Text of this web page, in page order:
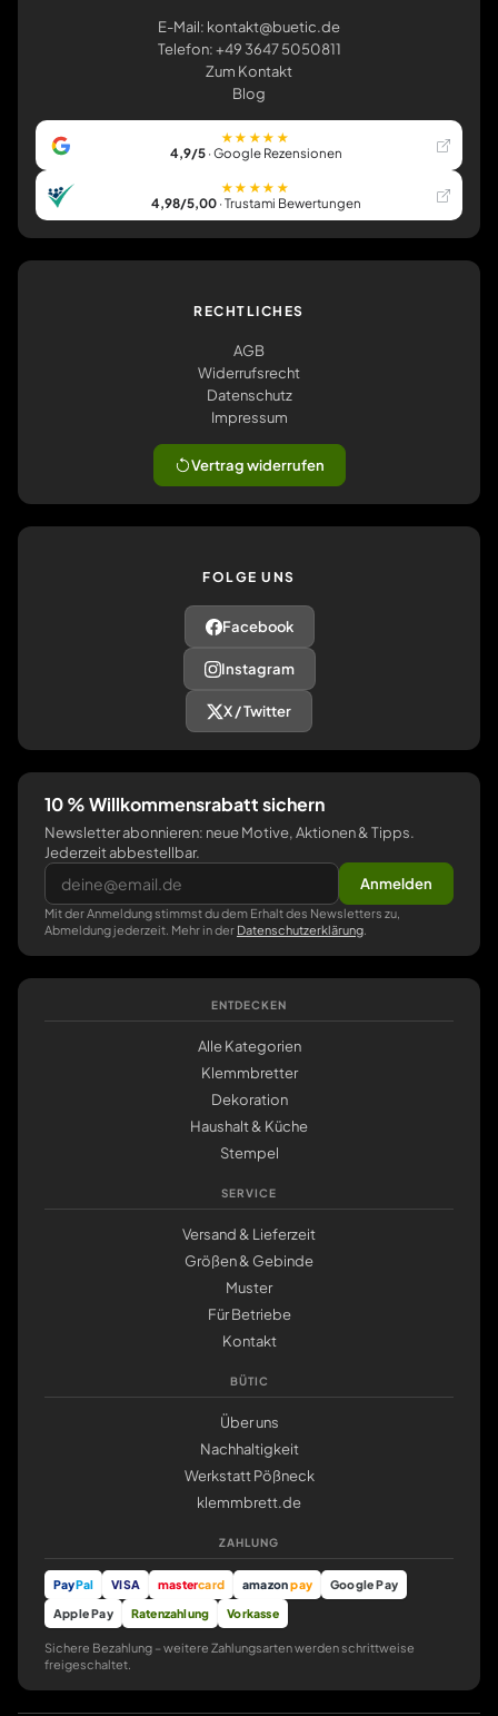
E-Mail: kontakt@buetic.de
Telefon: +49 3647 5050811
Zum Kontakt
Blog
★★★★★
4,9/5· Google Rezensionen
★★★★★
4,98/5,00· Trustami Bewertungen
RECHTLICHES
AGB
Widerrufsrecht
Datenschutz
Impressum
Vertrag widerrufen
FOLGE UNS
Facebook
Instagram
X / Twitter
10 % Willkommensrabatt sichern
Newsletter abonnieren: neue Motive, Aktionen & Tipps.
Jederzeit abbestellbar.
Anmelden
Mit der Anmeldung stimmst du dem Erhalt des Newsletters zu,
Abmeldung jederzeit. Mehr in der Datenschutzerklärung
ENTDECKEN
Alle Kategorien
Klemmbretter
Dekoration
Haushalt & Küche
Stempel
SERVICE
Versand & Lieferzeit
Größen & Gebinde
Muster
Für Betriebe
Kontakt
BÜTIC
Über uns
Nachhaltigkeit
Werkstatt Pößneck
klemmbrett.de
ZAHLUNG
PayPal VISA mastercard amazonpay
Google Pay
Apple Pay
Ratenzahlung Vorkasse
Sichere Bezahlung – weitere Zahlungsarten werden schrittweise
freigeschaltet.